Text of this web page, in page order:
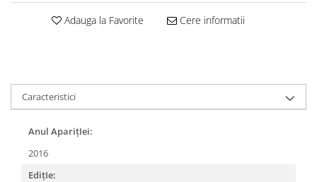
Adauga la Favorite Cere informatii
Caracteristici
Anul AparițIei:
2016
EdițIe: